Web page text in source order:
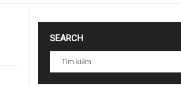
SEARCH